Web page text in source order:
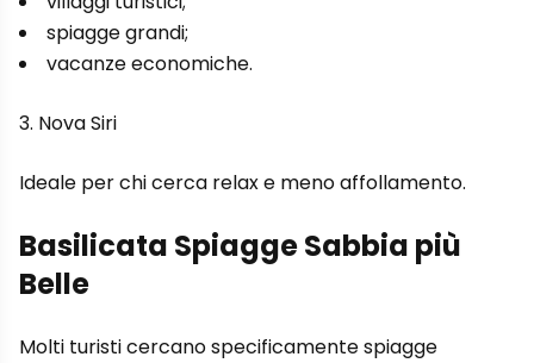
spiagge grandi;
vacanze economiche.
3. Nova Siri
Ideale per chi cerca relax e meno affollamento.
Basilicata Spiagge Sabbia più
Belle
Molti turisti cercano specificamente spiagge